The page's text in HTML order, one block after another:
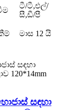
ටී/ටී,එල්/
සී,ඩී/පී
මාස 12 යි
සඳහා